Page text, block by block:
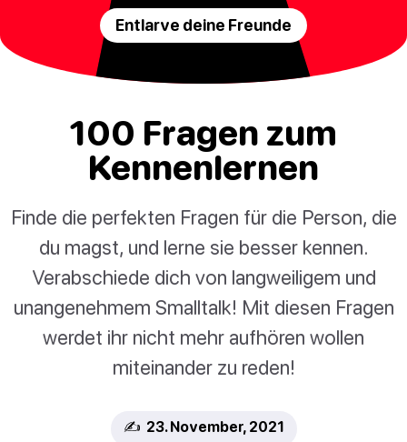
Entlarve deine Freunde
100 Fragen zum
Kennenlernen
Finde die perfekten Fragen für die Person, die
du magst, und lerne sie besser kennen.
Verabschiede dich von langweiligem und
unangenehmem Smalltalk! Mit diesen Fragen
werdet ihr nicht mehr aufhören wollen
miteinander zu reden!
✍️ 23. November, 2021